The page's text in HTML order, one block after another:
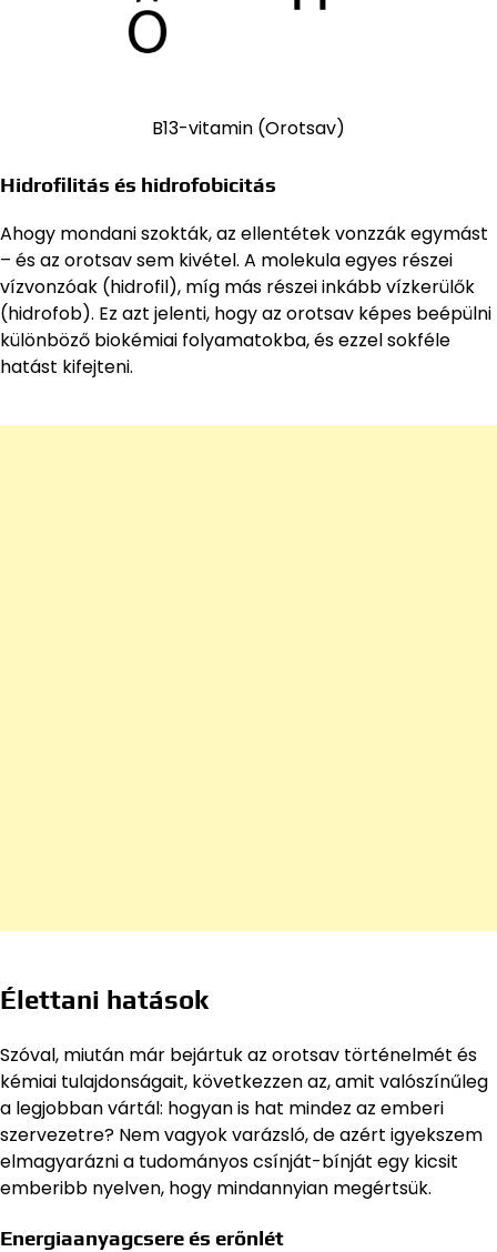
B13-vitamin (Orotsav)
Hidrofilitás és hidrofobicitás
Ahogy mondani szokták, az ellentétek vonzzák egymást
– és az orotsav sem kivétel. A molekula egyes részei
vízvonzóak (hidrofil), míg más részei inkább vízkerülők
(hidrofob). Ez azt jelenti, hogy az orotsav képes beépülni
különböző biokémiai folyamatokba, és ezzel sokféle
hatást kifejteni.
Élettani hatások
Szóval, miután már bejártuk az orotsav történelmét és
kémiai tulajdonságait, következzen az, amit valószínűleg
a legjobban vártál: hogyan is hat mindez az emberi
szervezetre? Nem vagyok varázsló, de azért igyekszem
elmagyarázni a tudományos csínját-bínját egy kicsit
emberibb nyelven, hogy mindannyian megértsük.
Energiaanyagcsere és erőnlét